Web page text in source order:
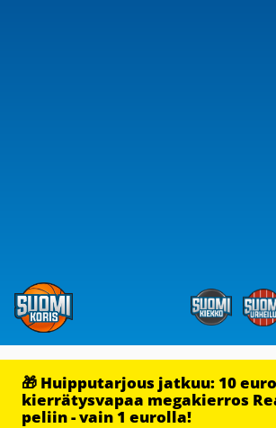
🎁 Huipputarjous jatkuu: 10
kierrätysvapaa megakierros
peliin - vain 1 eurolla!